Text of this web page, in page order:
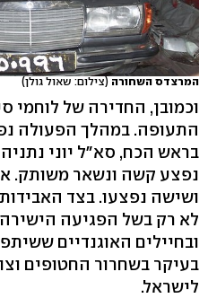
המרצדס השחורה(צילום: שאול גולן)
וכמובן, החדירה של לוחמי
התעופה. במהלך הפעולה
בראש הכח, סא"ל יוני
נפצע קשה ונשאר משותק.
ושישה נפצעו. בצד
לא רק בשל הפגיעה
ובחיילים האוגנדיים
בעיקר בשחרור החטופים
לישראל.